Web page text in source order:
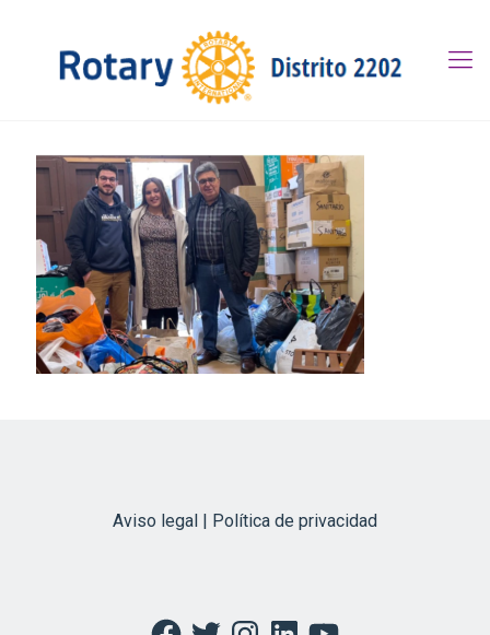
Aviso legal | Política de privacidad
Facebook
TwitterInstagramLinkedInYouTube